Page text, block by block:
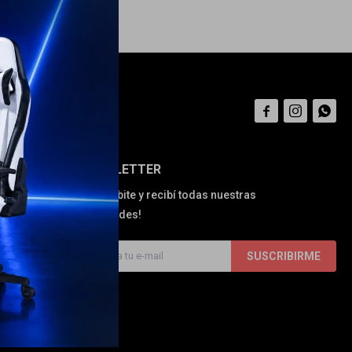
NEWSLETTER
¡Suscribite y recibí todas nuestras
novedades!
SUSCRIBIRME
  